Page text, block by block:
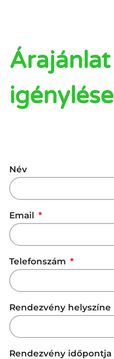
Árajánlat
igénylése
Név
Email
Telefonszám
Rendezvény helyszíne
Rendezvény időpontja